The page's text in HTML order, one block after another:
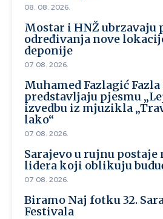
08. 08. 2026.
Mostar i HNŽ ubrzavaju
određivanja nove
deponije
07. 08. 2026.
Muhamed Fazlagić
predstavljaju pjesmu
izvedbu iz mjuzikla
lako“
07. 08. 2026.
Sarajevo u rujnu postaje
lidera koji oblikuju
07. 08. 2026.
Biramo Naj fotku 32.
Festivala